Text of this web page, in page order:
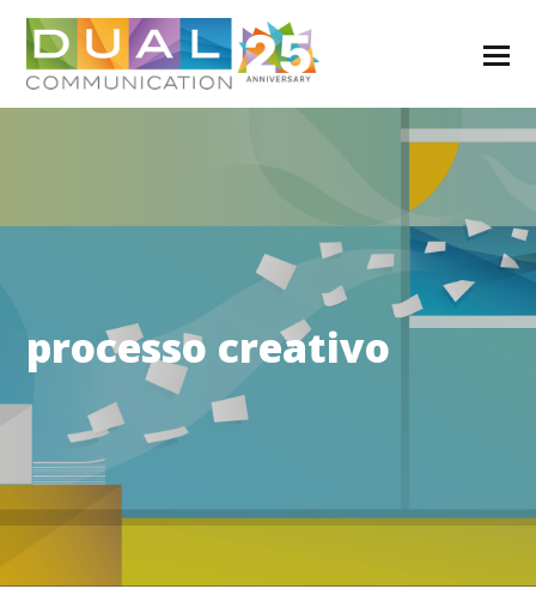
processo creativo